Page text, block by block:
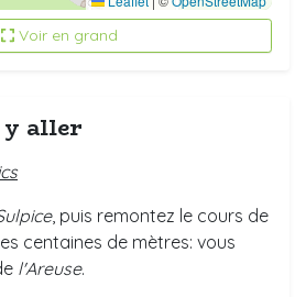
Voir en grand
aller
, puis remontez le cours de
centaines de mètres: vous
l'Areuse.